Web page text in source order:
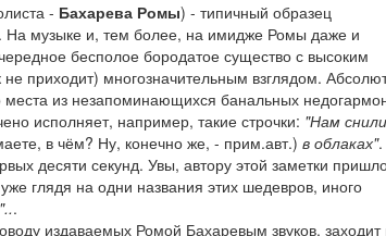
- Бахарева Ромы) - типичный образец
На музыке и, тем более, на имидже Ромы даже и
бесполое бородатое существо с высоким
приходит) многозначительным взглядом.
из незапоминающихся банальных
исполняет, например, такие строчки: "Нам
в чём? Ну, конечно же, - прим.авт.) в облаках".
десяти секунд. Увы, автору этой заметки
глядя на одни названия этих шедевров, иного
.
издаваемых Ромой Бахаревым звуков, заходит